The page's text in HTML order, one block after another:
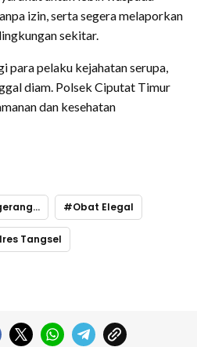
izin, serta segera melaporkan
sekitar.
para pelaku kejahatan serupa,
diam. Polsek Ciputat Timur
dan kesehatan
Selatan Obat Elegal
Tangsel